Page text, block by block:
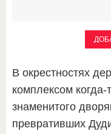
В окрестностях
комплексом
знаменитого
превративших